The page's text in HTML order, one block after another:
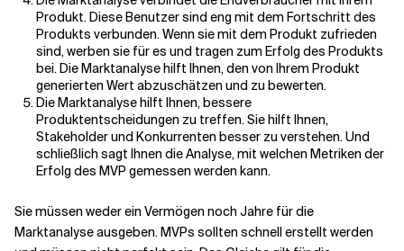
Produkt. Diese Benutzer sind eng mit dem Fortschritt des
Produkts verbunden. Wenn sie mit dem Produkt zufrieden
sind, werben sie für es und tragen zum Erfolg des Produkts
bei. Die Marktanalyse hilft Ihnen, den von Ihrem Produkt
generierten Wert abzuschätzen und zu bewerten.
Die Marktanalyse hilft Ihnen, bessere
Produktentscheidungen zu treffen. Sie hilft Ihnen,
Stakeholder und Konkurrenten besser zu verstehen. Und
schließlich sagt Ihnen die Analyse, mit welchen Metriken der
Erfolg des MVP gemessen werden kann.
Sie müssen weder ein Vermögen noch Jahre für die
Marktanalyse ausgeben. MVPs sollten schnell erstellt werden